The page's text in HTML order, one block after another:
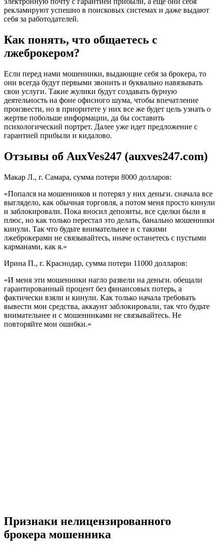
рекламируют успешно в поисковых системах и даже выдают
себя за работодателей.
Как понять, что общаетесь с
лжеброкером?
Если перед нами мошенники, выдающие себя за брокера, то
они всегда будут первыми звонить и буквально навязывать
свои услуги. Такие жулики будут создавать бурную
деятельность на фоне офисного шума, чтобы впечатление
произвести, но в приоритете у них все же будет цель узнать о
жертве побольше информации, да бы составить
психологический портрет. Далее уже идет предложение с
гарантией прибыли и кидалово.
Отзывы об AuxVes247 (auxves247.com)
Макар Л., г. Самара, сумма потери 8000 долларов:
«Попался на мошенников и потерял у них деньги. сначала все
выглядело, как обычная торговля, а потом меня просто кинули
и заблокировали. Пока вносил депозиты, все сделки были в
плюс, но как только перестал это делать, банально мошенники
кинули. Так что будьте внимательнее и с такими
лжеброкерами не связывайтесь, иначе останетесь с пустыми
карманами, как я.»
Ирина П., г. Краснодар, сумма потери 11000 долларов:
«И меня эти мошенники нагло развели на деньги. обещали
гарантированный процент без финансовых потерь, а
фактически взяли и кинули. Как только начала требовать
вывести мои средства, аккаунт заблокировали, так что будьте
внимательнее и с мошенниками не связывайтесь. Не
повторяйте мои ошибки.»
Признаки нелицензированного
брокера мошенника